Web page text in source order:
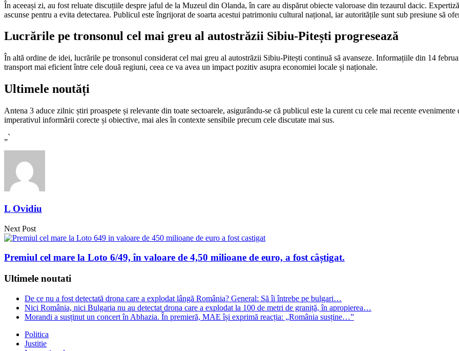
În aceeași zi, au fost reluate discuțiile despre jaful de la Muzeul din Olanda, în care au dispărut obiecte valoroase din tezaurul dacic.
ascunse pentru a evita detectarea. Publicul este îngrijorat de soarta acestui patrimoniu cultural național, iar autoritățile sunt sub presiune să
Lucrările pe tronsonul cel mai greu al autostrăzii Sibiu-Pitești progresează
În altă ordine de idei, lucrările pe tronsonul considerat cel mai greu al autostrăzii Sibiu-Pitești continuă să avanseze. Informațiile din 14
transport mai eficient între cele două regiuni, ceea ce va avea un impact pozitiv asupra economiei locale și naționale.
Ultimele noutăți
Antena 3 aduce zilnic știri proaspete și relevante din toate sectoarele, asigurându-se că publicul este la curent cu cele mai recente
imperativul informării corecte și obiective, mai ales în contexte sensibile precum cele discutate mai sus.
„`
L Ovidiu
Next Post
Premiul cel mare la Loto 6/49, în valoare de 4,50 milioane de euro, a fost câștigat.
Ultimele noutati
De ce nu a fost detectată drona care a explodat lângă România? General: Să îi întrebe pe bulgari…
Nici România, nici Bulgaria nu au detectat drona care a explodat la 100 de metri de graniță, în apropierea…
Morandi a susținut un concert în Abhazia. În premieră, MAE își exprimă reacția: „România susține…”
Politica
Justitie